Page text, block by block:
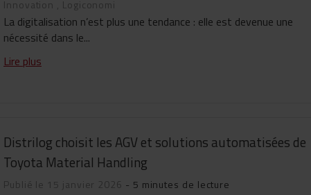
Innovation , Logiconomi
La digitalisation n’est plus une tendance : elle est devenue une
nécessité dans le...
Lire plus
Distrilog choisit les AGV et solutions automatisées de
Toyota Material Handling
Publié le 15 janvier 2026 - 5 minutes de lecture